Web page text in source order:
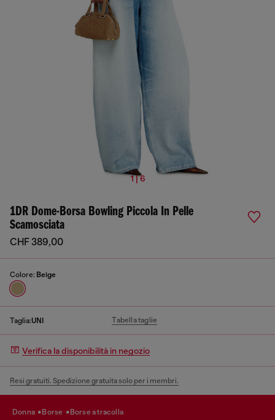
1 | 6
1DR Dome-Borsa Bowling Piccola In Pelle
Scamosciata
CHF 389,00
Colore: Beige
Taglia:UNI Tabella taglie
Verifica la disponibilità in negozio
Resi gratuiti. Spedizione gratuita solo per i membri.
donna borse borse a tracolla